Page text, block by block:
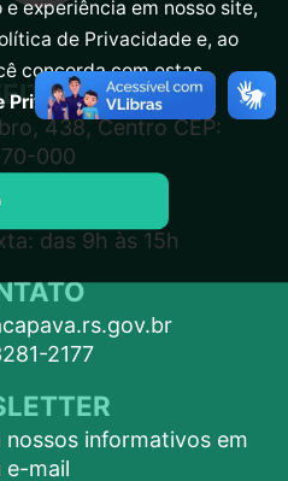
438, Centro CEP:
000
das 9h às 15h
2177
informativos em
e-mail
experiência em nosso site,
de Privacidade e, ao
concorda com estas
Privacidade.